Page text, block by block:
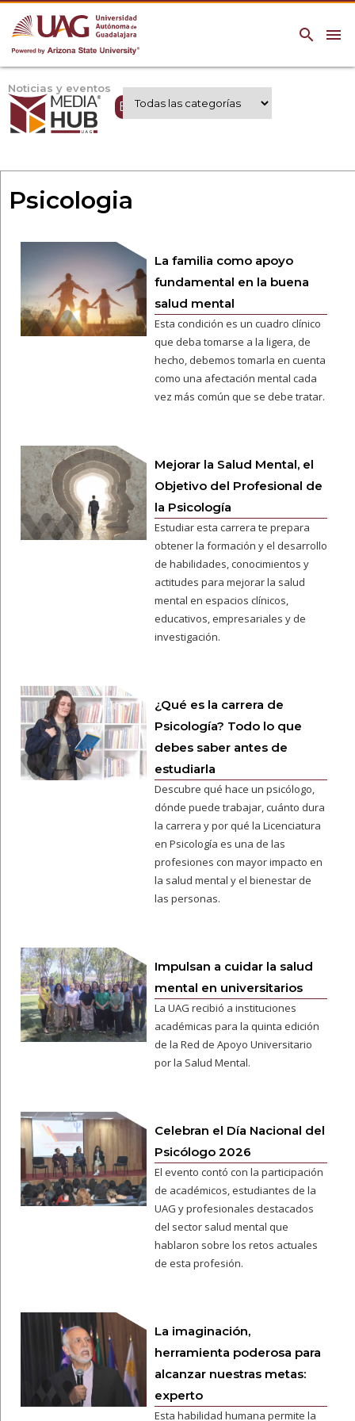
menu
search
Noticias y eventos
Expertos UAG
Psicologia
La familia como apoyo
fundamental en la buena
salud mental
Esta condición es un cuadro clínico
que deba tomarse a la ligera, de
hecho, debemos tomarla en cuenta
como una afectación mental cada
vez más común que se debe tratar.
Mejorar la Salud Mental, el
Objetivo del Profesional de
la Psicología
Estudiar esta carrera te prepara
obtener la formación y el desarrollo
de habilidades, conocimientos y
actitudes para mejorar la salud
mental en espacios clínicos,
educativos, empresariales y de
investigación.
¿Qué es la carrera de
Psicología? Todo lo que
debes saber antes de
estudiarla
Descubre qué hace un psicólogo,
dónde puede trabajar, cuánto dura
la carrera y por qué la Licenciatura
en Psicología es una de las
profesiones con mayor impacto en
la salud mental y el bienestar de
las personas.
Impulsan a cuidar la salud
mental en universitarios
La UAG recibió a instituciones
académicas para la quinta edición
de la Red de Apoyo Universitario
por la Salud Mental.
Celebran el Día Nacional del
Psicólogo 2026
El evento contó con la participación
de académicos, estudiantes de la
UAG y profesionales destacados
del sector salud mental que
hablaron sobre los retos actuales
de esta profesión.
La imaginación,
herramienta poderosa para
alcanzar nuestras metas:
experto
Esta habilidad humana permite la